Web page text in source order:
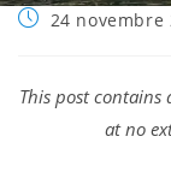
Publication
24 novembre
This post contains
at no